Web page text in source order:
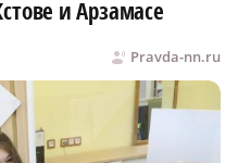
и Арзамасе
Pravda-nn.ru